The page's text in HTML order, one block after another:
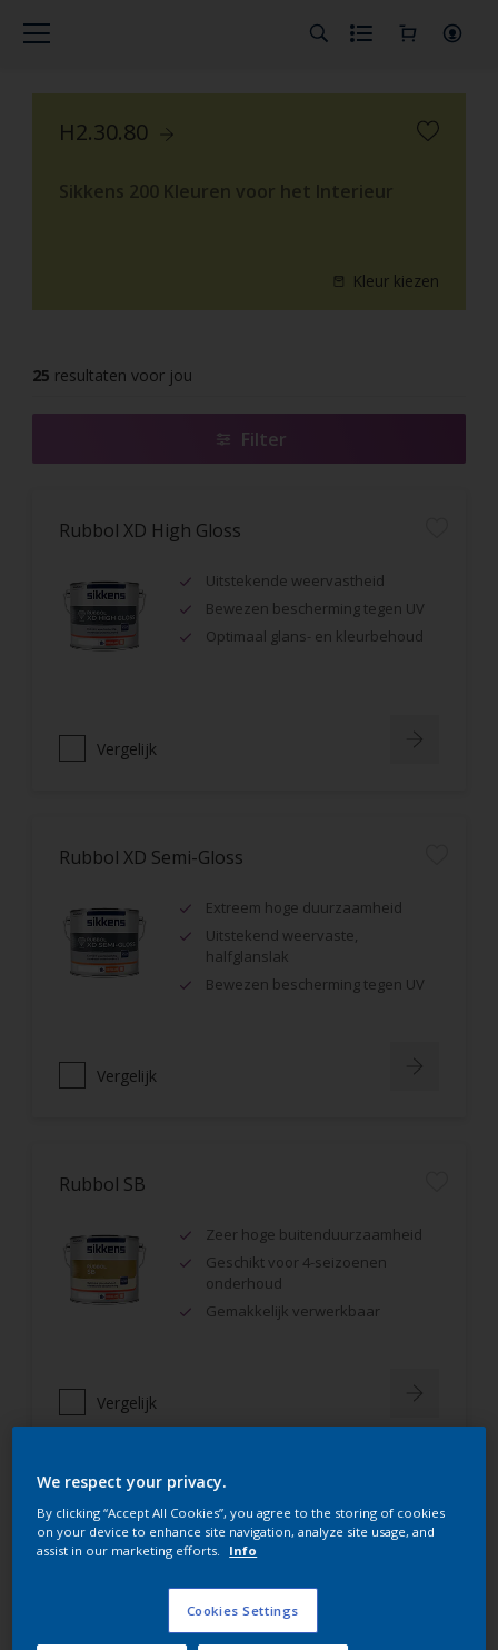
H2.30.80
Sikkens 200 Kleuren voor het Interieur
Kleur kiezen
25 resultaten voor jou
Filter
Rubbol XD High Gloss
Uitstekende weervastheid
Bewezen bescherming tegen UV
Optimaal glans- en kleurbehoud
Vergelijk
Rubbol XD Semi-Gloss
Extreem hoge duurzaamheid
Uitstekend weervaste,
halfglanslak
Bewezen bescherming tegen UV
Vergelijk
Rubbol SB
Zeer hoge buitenduurzaamheid
Geschikt voor 4-seizoenen
onderhoud
Gemakkelijk verwerkbaar
Vergelijk
Rubbol AZ
Uitstekende hoogglanslak
Tot 5 jaar bescherming
Zeer goede vloeiing
We respect your privacy.
By clicking “Accept All Cookies”, you agree to the storing of cookies
on your device to enhance site navigation, analyze site usage, and
assist in our marketing efforts.
Info
Cookies Settings